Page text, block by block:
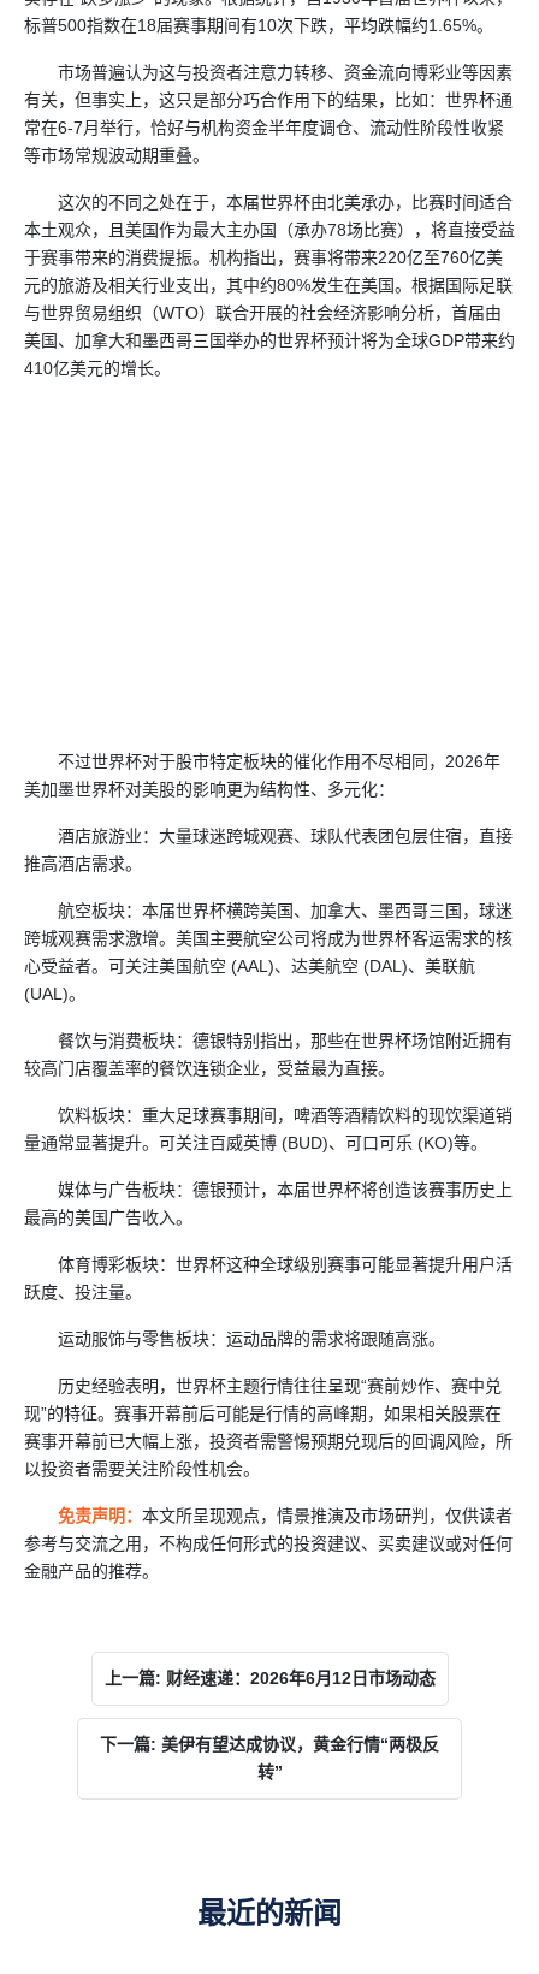
标普500指数在18届赛事期间有10次下跌，平均跌幅约1.65%。
市场普遍认为这与投资者注意力转移、资金流向博彩业等因素
有关，但事实上，这只是部分巧合作用下的结果，比如：世界杯通
常在6-7月举行，恰好与机构资金半年度调仓、流动性阶段性收紧
等市场常规波动期重叠。
这次的不同之处在于，本届世界杯由北美承办，比赛时间适合
本土观众，且美国作为最大主办国（承办78场比赛），将直接受益
于赛事带来的消费提振。机构指出，赛事将带来220亿至760亿美
元的旅游及相关行业支出，其中约80%发生在美国。根据国际足联
与世界贸易组织（WTO）联合开展的社会经济影响分析，首届由
美国、加拿大和墨西哥三国举办的世界杯预计将为全球GDP带来约
410亿美元的增长。
不过世界杯对于股市特定板块的催化作用不尽相同，2026年
美加墨世界杯对美股的影响更为结构性、多元化：
酒店旅游业：大量球迷跨城观赛、球队代表团包层住宿，直接
推高酒店需求。
航空板块：本届世界杯横跨美国、加拿大、墨西哥三国，球迷
跨城观赛需求激增。美国主要航空公司将成为世界杯客运需求的核
心受益者。可关注美国航空 (AAL)、达美航空 (DAL)、美联航
(UAL)。
餐饮与消费板块：德银特别指出，那些在世界杯场馆附近拥有
较高门店覆盖率的餐饮连锁企业，受益最为直接。
饮料板块：重大足球赛事期间，啤酒等酒精饮料的现饮渠道销
量通常显著提升。可关注百威英博 (BUD)、可口可乐 (KO)等。
媒体与广告板块：德银预计，本届世界杯将创造该赛事历史上
最高的美国广告收入。
体育博彩板块：世界杯这种全球级别赛事可能显著提升用户活
跃度、投注量。
运动服饰与零售板块：运动品牌的需求将跟随高涨。
历史经验表明，世界杯主题行情往往呈现“赛前炒作、赛中兑
现”的特征。赛事开幕前后可能是行情的高峰期，如果相关股票在
赛事开幕前已大幅上涨，投资者需警惕预期兑现后的回调风险，所
以投资者需要关注阶段性机会。
免责声明： 本文所呈现观点，情景推演及市场研判，仅供读者
参考与交流之用，不构成任何形式的投资建议、买卖建议或对任何
金融产品的推荐。
上一篇: 财经速递：2026年6月12日市场动态
下一篇: 美伊有望达成协议，黄金行情“两极反
转”
最近的新闻